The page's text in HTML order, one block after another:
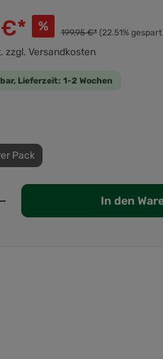
% 199,95 €* (22.51%
zzgl. Versandkosten
Lieferzeit: 1-2 Wochen
Pack
In den